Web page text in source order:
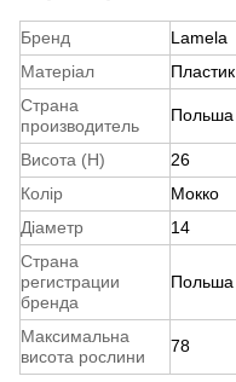
Бренд
Lamela
Матеріал
Пластик
Страна
производитель
Польша
Висота (H)
26
Колір
Мокко
Діаметр
14
Страна
регистрации
бренда
Польша
Максимальна
висота рослини
78